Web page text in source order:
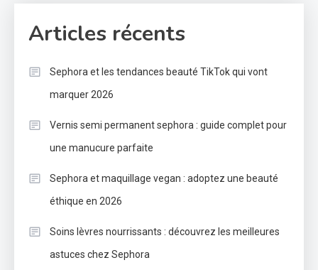
Articles récents
Sephora et les tendances beauté TikTok qui vont
marquer 2026
Vernis semi permanent sephora : guide complet pour
une manucure parfaite
Sephora et maquillage vegan : adoptez une beauté
éthique en 2026
Soins lèvres nourrissants : découvrez les meilleures
astuces chez Sephora